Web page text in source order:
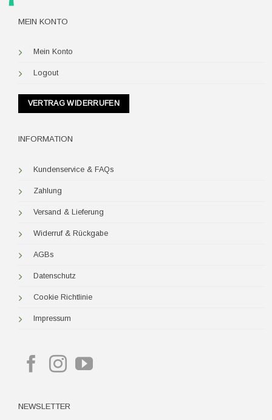
MEIN KONTO
Mein Konto
Logout
VERTRAG WIDERRUFEN
INFORMATION
Kundenservice & FAQs
Zahlung
Versand & Lieferung
Widerruf & Rückgabe
AGBs
Datenschutz
Cookie Richtlinie
Impressum
NEWSLETTER